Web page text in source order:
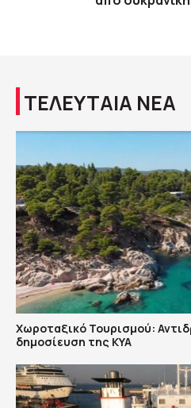
ΤΕΛΕΥΤΑΙΑ ΝΕΑ
Χωροταξικό Τουρισμού:
δημοσίευση της ΚΥΑ